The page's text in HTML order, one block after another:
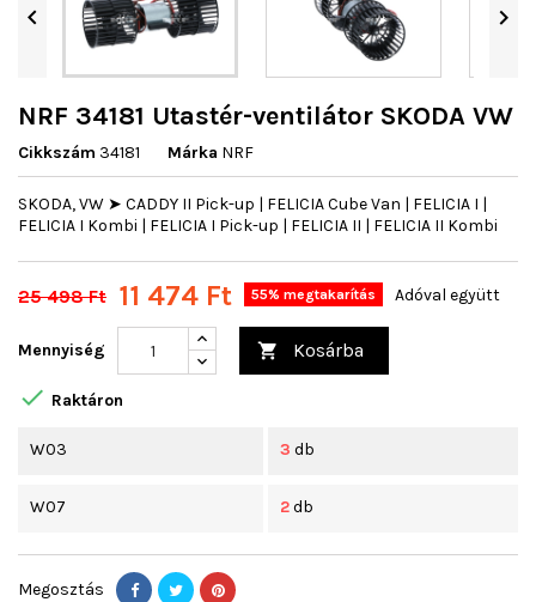
 
NRF 34181 Utastér-ventilátor SKODA VW
Cikkszám 34181 Márka NRF
SKODA, VW ➤ CADDY II Pick-up | FELICIA Cube Van | FELICIA I |
FELICIA I Kombi | FELICIA I Pick-up | FELICIA II | FELICIA II Kombi
25 498 Ft 11 474 Ft 55% megtakarítás Adóval együtt
Mennyiség  Kosárba
 Raktáron
W03 3 db
W07 2db
Megosztás